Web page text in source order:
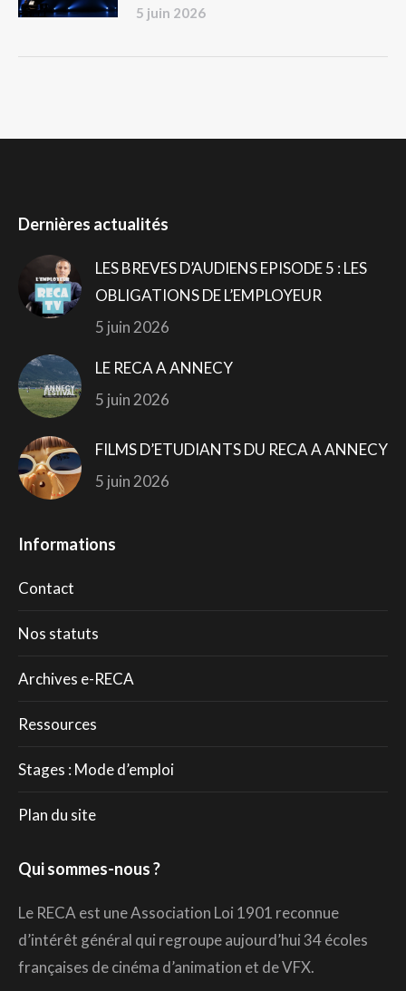
5 juin 2026
Dernières actualités
LES BREVES D’AUDIENS EPISODE 5 : LES
OBLIGATIONS DE L’EMPLOYEUR
5 juin 2026
LE RECA A ANNECY
5 juin 2026
FILMS D’ETUDIANTS DU RECA A ANNECY
5 juin 2026
Informations
Contact
Nos statuts
Archives e-RECA
Ressources
Stages : Mode d’emploi
Plan du site
Qui sommes-nous ?
Le RECA est une Association Loi 1901 reconnue
d’intérêt général qui regroupe aujourd’hui 34 écoles
françaises de cinéma d’animation et de VFX.